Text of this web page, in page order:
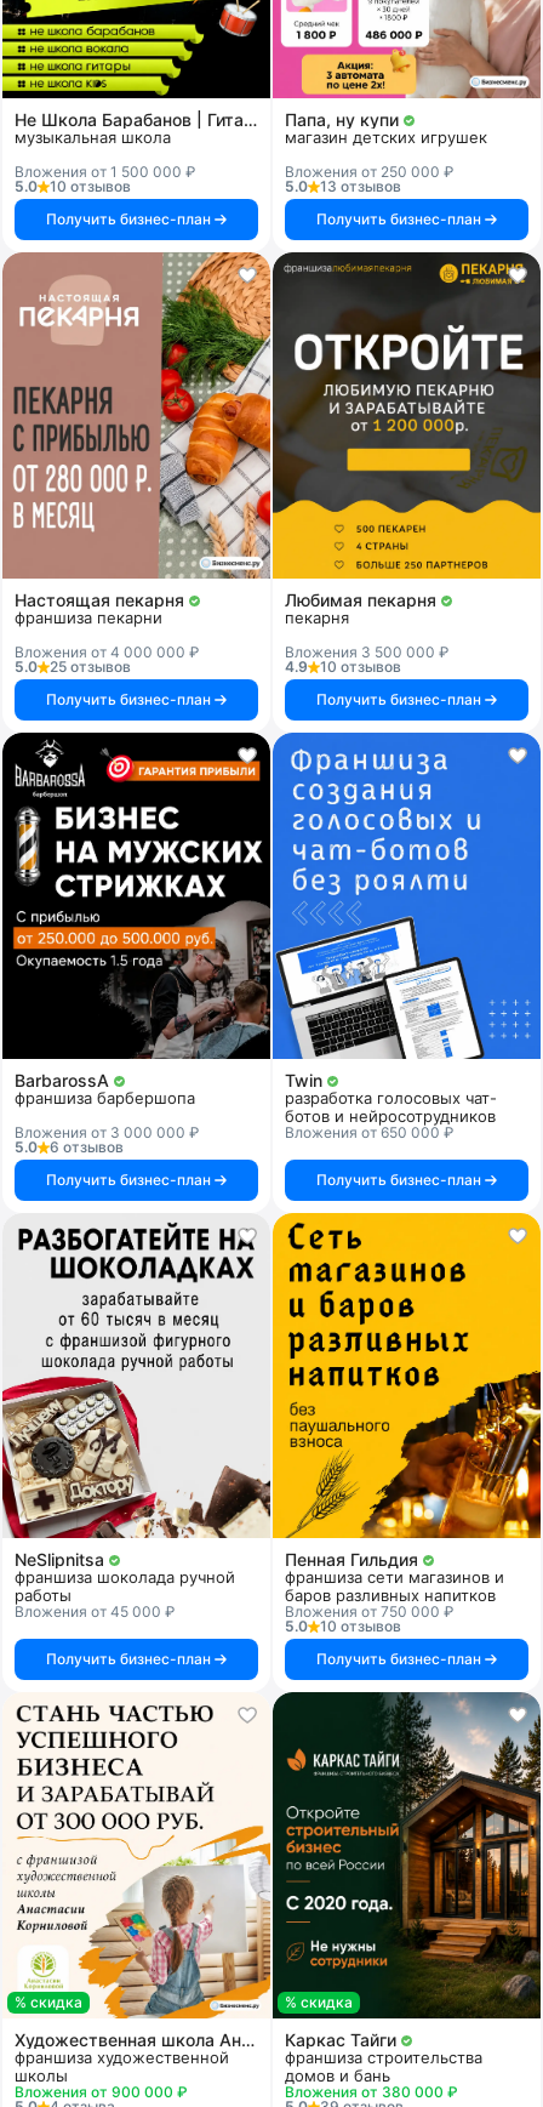
Не Школа Барабанов | Гитары | Вокала | KIDS
музыкальная школа
Вложения от 1 500 000 ₽
5.0
10 отзывов
Получить бизнес-план
Папа, ну купи
магазин детских игрушек
Вложения от 250 000 ₽
5.0
13 отзывов
Получить бизнес-план
Настоящая пекарня
франшиза пекарни
Вложения от 4 000 000 ₽
5.0
25 отзывов
Получить бизнес-план
Любимая пекарня
пекарня
Вложения 3 500 000 ₽
4.9
10 отзывов
Получить бизнес-план
BarbarossA
франшиза барбершопа
Вложения от 3 000 000 ₽
5.0
6 отзывов
Получить бизнес-план
Twin
разработка голосовых чат-
ботов и нейросотрудников
Вложения от 650 000 ₽
Получить бизнес-план
NeSlipnitsa
франшиза шоколада ручной
работы
Вложения от 45 000 ₽
Получить бизнес-план
Пенная Гильдия
франшиза сети магазинов и
баров разливных напитков
Вложения от 750 000 ₽
5.0
10 отзывов
Получить бизнес-план
% скидка
Художественная школа Анастасии Корниловой
франшиза художественной
школы
Вложения от 900 000 ₽
% скидка
Каркас Тайги
франшиза строительства
домов и бань
Вложения от 380 000 ₽